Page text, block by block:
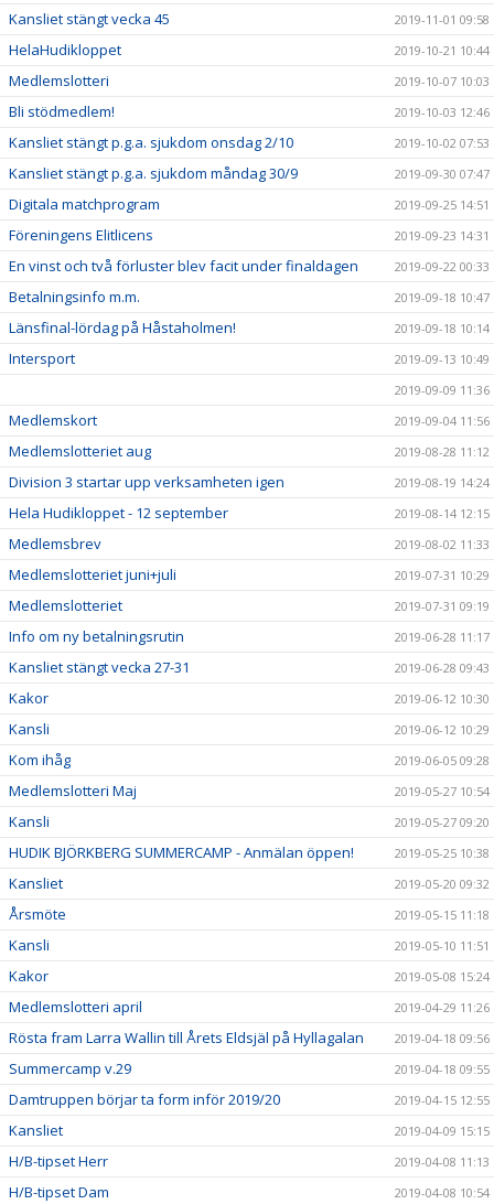
Kansliet stängt vecka 45 2019-11-01 09:58
HelaHudikloppet 2019-10-21 10:44
Medlemslotteri 2019-10-07 10:03
Bli stödmedlem! 2019-10-03 12:46
Kansliet stängt p.g.a. sjukdom onsdag 2/10 2019-10-02 07:53
Kansliet stängt p.g.a. sjukdom måndag 30/9 2019-09-30 07:47
Digitala matchprogram 2019-09-25 14:51
Föreningens Elitlicens 2019-09-23 14:31
En vinst och två förluster blev facit under finaldagen 2019-09-22 00:33
Betalningsinfo m.m. 2019-09-18 10:47
Länsfinal-lördag på Håstaholmen! 2019-09-18 10:14
Intersport
2019-09-13 10:49
2019-09-09 11:36
Medlemskort 2019-09-04 11:56
Medlemslotteriet aug 2019-08-28 11:12
Division 3 startar upp verksamheten igen 2019-08-19 14:24
Hela Hudikloppet - 12 september 2019-08-14 12:15
Medlemsbrev 2019-08-02 11:33
Medlemslotteriet juni+juli 2019-07-31 10:29
Medlemslotteriet 2019-07-31 09:19
Info om ny betalningsrutin 2019-06-28 11:17
Kansliet stängt vecka 27-31 2019-06-28 09:43
Kakor 2019-06-12 10:30
Kansli 2019-06-12 10:29
Kom ihåg 2019-06-05 09:28
Medlemslotteri Maj 2019-05-27 10:54
Kansli 2019-05-27 09:20
HUDIK BJÖRKBERG SUMMERCAMP - Anmälan öppen! 2019-05-25 10:38
Kansliet 2019-05-20 09:32
Årsmöte 2019-05-15 11:18
Kansli 2019-05-10 11:51
Kakor 2019-05-08 15:24
Medlemslotteri april 2019-04-29 11:26
Rösta fram Larra Wallin till Årets Eldsjäl på Hyllagalan 2019-04-18 09:56
Summercamp v.29 2019-04-18 09:55
Damtruppen börjar ta form inför 2019/20 2019-04-15 12:55
Kansliet 2019-04-09 15:15
H/B-tipset Herr 2019-04-08 11:13
H/B-tipset Dam 2019-04-08 10:54